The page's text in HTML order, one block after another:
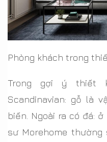
Phòng khách trong
Trong gợi ý thiết
Scandinavian: gỗ là
biến. Ngoài ra có đá:
sư Morehome